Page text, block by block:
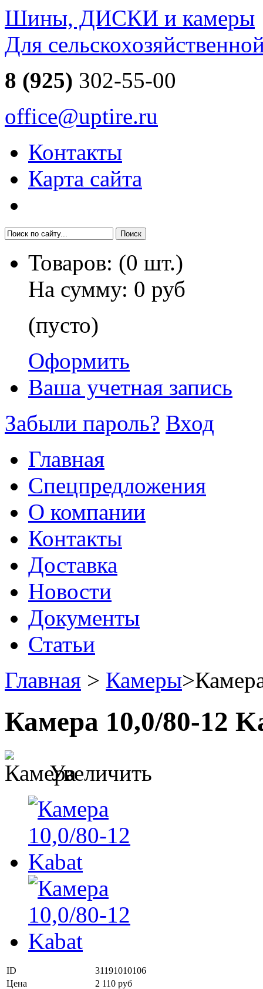
Шины, ДИСКИ и камеры
Для
8 (925) 302-55-00
office@uptire.ru
Контакты
Карта сайта
Товаров: (0 шт.)
На сумму: 0 руб
(пусто)
Оформить
Ваша учетная запись
Забыли пароль? Вход
Главная
Спецпредложения
О компании
Контакты
Доставка
Новости
Документы
Статьи
Главная > Камеры>
Камера 10,0/80-12
Увеличить
ID
31191010106
Цена
2 110 руб